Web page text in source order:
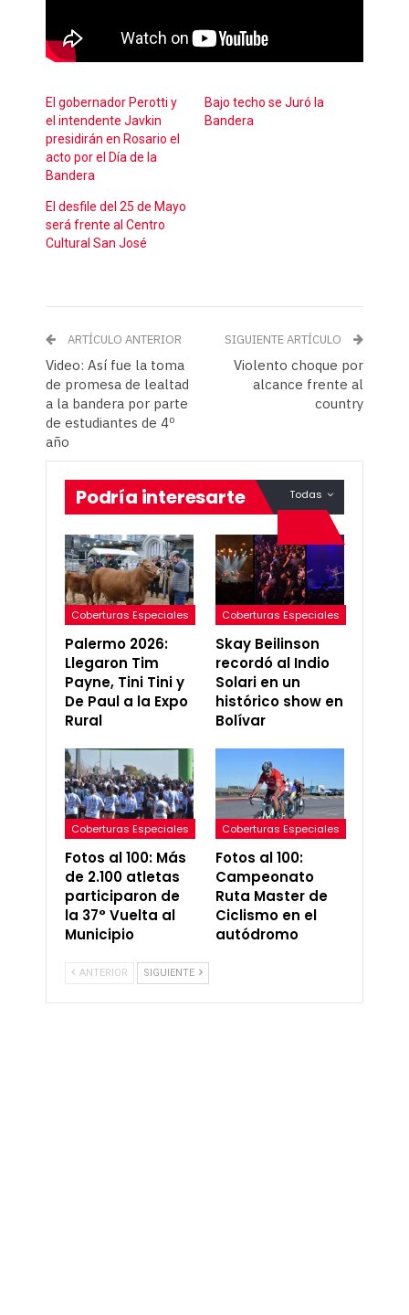
El gobernador Perotti y
el intendente Javkin
presidirán en Rosario el
acto por el Día de la
Bandera
Bajo techo se Juró la
Bandera
El desfile del 25 de Mayo
será frente al Centro
Cultural San José
ARTÍCULO ANTERIOR
Video: Así fue la toma
de promesa de lealtad
a la bandera por parte
de estudiantes de 4º
año
SIGUIENTE ARTÍCULO
Violento choque por
alcance frente al
country
Todas
Podría interesarte
Coberturas Especiales
Palermo 2026:
Llegaron Tim
Payne, Tini Tini y
De Paul a la Expo
Rural
Coberturas Especiales
Skay Beilinson
recordó al Indio
Solari en un
histórico show en
Bolívar
Coberturas Especiales
Fotos al 100: Más
de 2.100 atletas
participaron de
la 37° Vuelta al
Municipio
Coberturas Especiales
Fotos al 100:
Campeonato
Ruta Master de
Ciclismo en el
autódromo
ANTERIOR SIGUIENTE